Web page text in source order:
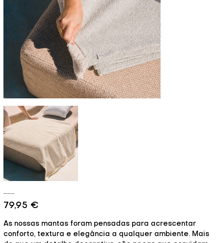
Preço
79,95 €
As nossas mantas foram pensadas para acrescentar
conforto, textura e elegância a qualquer ambiente. Mais